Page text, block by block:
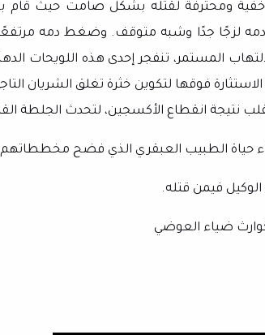
خفية ومحترفة لقتله بشكل صامت حيث قام
دمه لزجًا جدًا وشبه متوقف. وضغط دمه
المستمر، تنفجر إحدى هذه اللويحات
فوقها لتكوين خثرة تغلق الشريان
نتيجة انقطاع الأكسجين، لتحدث الجلطة
حياة الطبيب العبقري الذي فضح مخططاتهم
الوكيل فيمن قتله.
ضياء العوضي